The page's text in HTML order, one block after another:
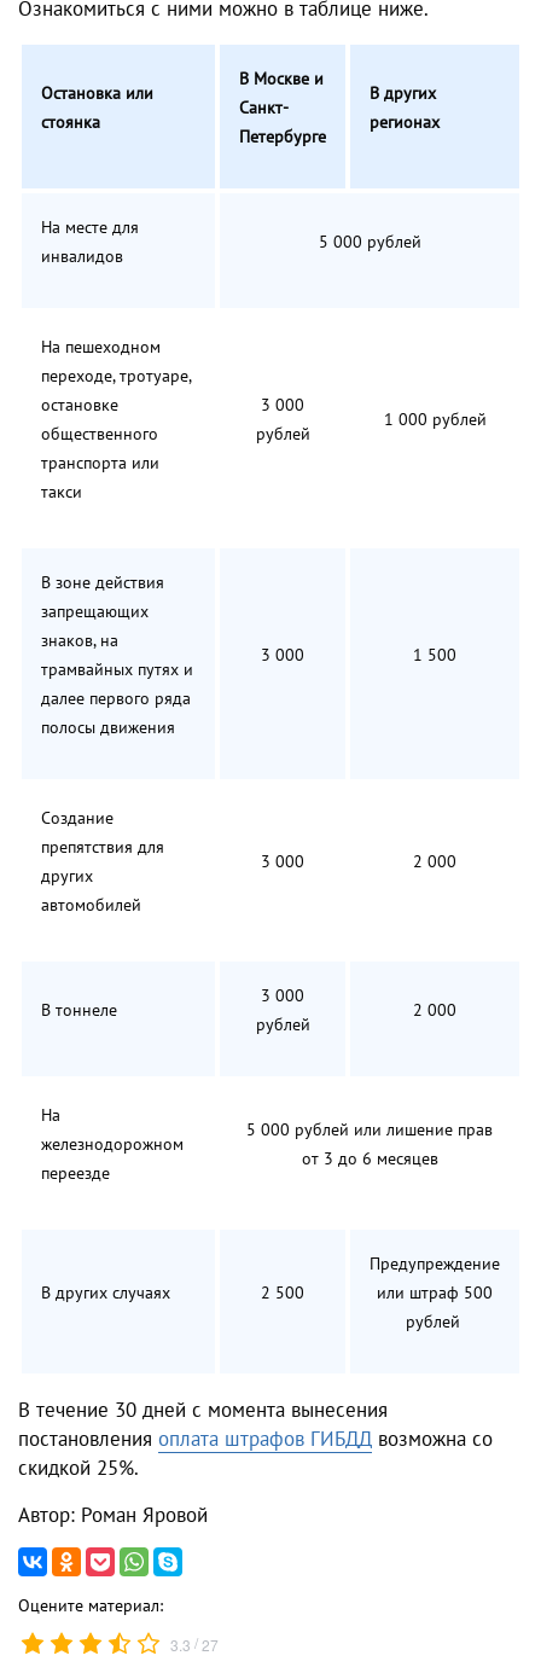
Ознакомиться с ними можно в таблице ниже.
Остановка или
стоянка
В Москве и
Санкт-
Петербурге
В других
регионах
На месте для
инвалидов
5 000 рублей
На пешеходном
переходе, тротуаре,
остановке
общественного
транспорта или
такси
3 000
рублей
1 000 рублей
В зоне действия
запрещающих
знаков, на
трамвайных путях и
далее первого ряда
полосы движения
3 000 1 500
Создание
препятствия для
других
автомобилей
3 000 2 000
В тоннеле
3 000
рублей
2 000
На
железнодорожном
переезде
5 000 рублей или лишение прав
от 3 до 6 месяцев
В других случаях 2 500
Предупреждение
или штраф 500
рублей
В течение 30 дней с момента вынесения
постановления оплата штрафов ГИБДД возможна со
скидкой 25%.
Автор: Роман Яровой
Оцените материал:
3.3 /27